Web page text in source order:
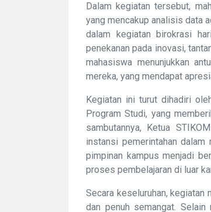
Dalam kegiatan tersebut,
yang mencakup analisis data
dalam kegiatan birokrasi
penekanan pada inovasi,
mahasiswa menunjukkan
mereka, yang mendapat
Kegiatan ini turut dihadiri
Program Studi, yang
sambutannya, Ketua
instansi pemerintahan
pimpinan kampus menjadi
proses pembelajaran di luar
Secara keseluruhan,
dan penuh semangat. Selain